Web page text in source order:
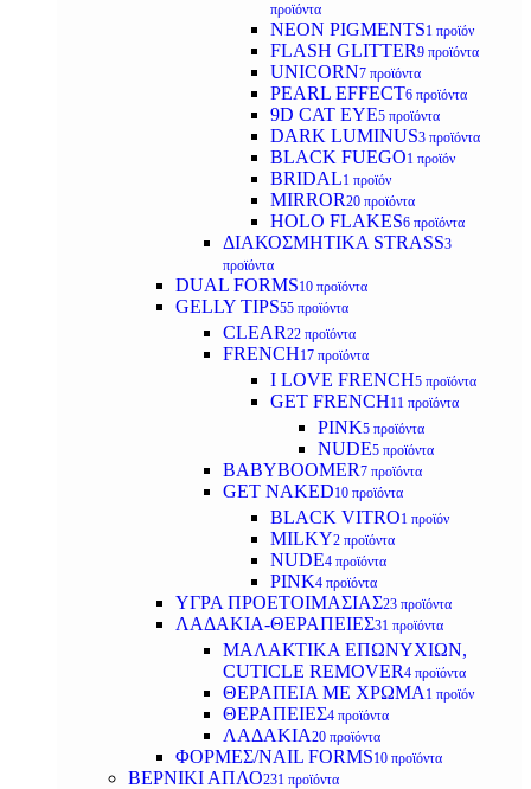
προϊόντα
NEON PIGMENTS1 προϊόν
FLASH GLITTER9 προϊόντα
UNICORN7 προϊόντα
PEARL EFFECT6 προϊόντα
9D CAT EYE5 προϊόντα
DARK LUMINUS3 προϊόντα
BLACK FUEGO1 προϊόν
BRIDAL1 προϊόν
MIRROR20 προϊόντα
HOLO FLAKES6 προϊόντα
ΔΙΑΚΟΣΜΗΤΙΚΑ STRASS3
προϊόντα
DUAL FORMS10 προϊόντα
GELLY TIPS55 προϊόντα
CLEAR22 προϊόντα
FRENCH17 προϊόντα
I LOVE FRENCH5 προϊόντα
GET FRENCH11 προϊόντα
PINK5 προϊόντα
NUDE5 προϊόντα
BABYBOOMER7 προϊόντα
GET NAKED10 προϊόντα
BLACK VITRO1 προϊόν
MILKY2 προϊόντα
NUDE4 προϊόντα
PINK4 προϊόντα
ΥΓΡΑ ΠΡΟΕΤΟΙΜΑΣΙΑΣ23 προϊόντα
ΛΑΔΑΚΙΑ-ΘΕΡΑΠΕΙΕΣ31 προϊόντα
ΜΑΛΑΚΤΙΚΑ ΕΠΩΝΥΧΙΩΝ,
CUTICLE REMOVER4 προϊόντα
ΘΕΡΑΠΕΙΑ ΜΕ ΧΡΩΜΑ 1 προϊόν
ΘΕΡΑΠΕΙΕΣ4 προϊόντα
ΛΑΔΑΚΙΑ20 προϊόντα
ΦΟΡΜΕΣ/NAIL FORMS10 προϊόντα
ΒΕΡΝΙΚΙ ΑΠΛΟ231 προϊόντα